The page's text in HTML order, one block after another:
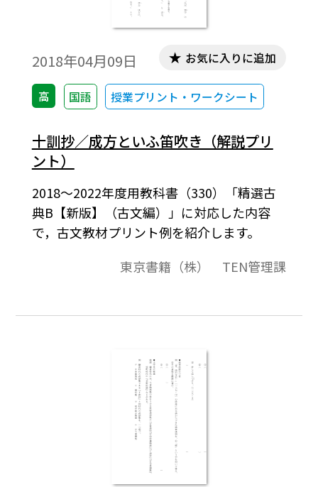
2018年04月09日
高 国語 授業プリント・ワークシート
お気に入りに追加
十訓抄／成方といふ笛吹き（解説プリ
ント）
2018～2022年度用教科書（330）「精選古
典B【新版】（古文編）」に対応した内容
で，古文教材プリント例を紹介します。
東京書籍（株） TEN管理課